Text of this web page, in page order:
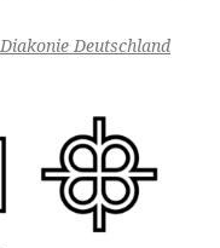
Diakonie Deutschland